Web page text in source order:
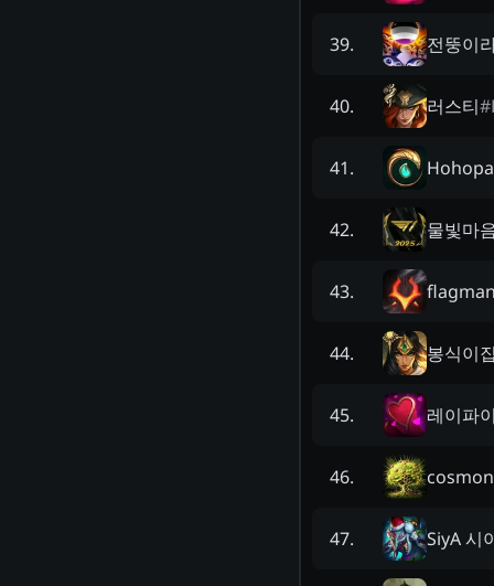
39. 전뚱이
40. 러스티#
41.
42. 물빛마
43.
44. 봉식이
45. 레이파
46.
47. SiyA 시